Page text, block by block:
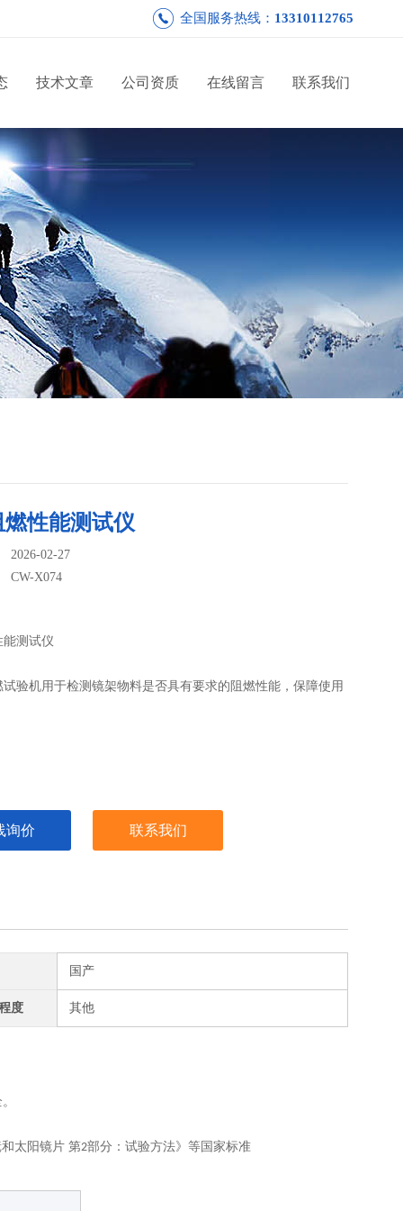
全国服务热线： 13310112765
技术文章 公司资质 在线留言 联系我们
燃性能测试仪
2026-02-27
CW-X074
能测试仪
试验机用于检测镜架物料是否具有要求的阻燃性能，保障使用
询价 联系我们
国产
度 其他
和太阳镜片 第2部分：试验方法》等国家标准